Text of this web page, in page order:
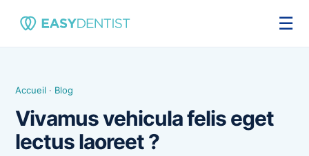
☰
Accueil · Blog
Vivamus vehicula felis eget
lectus laoreet ?